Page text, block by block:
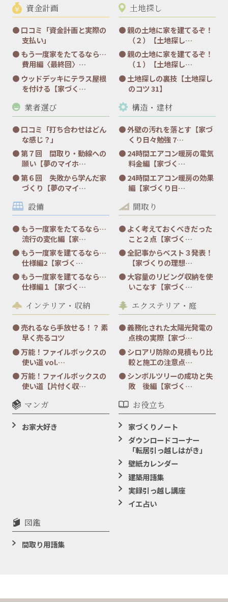
資金計画
口コミ「資金計画と実際の
支払い」
もう一度家をたてるなら…
費用編〈最終回〉…
ウッドデッキにテラス屋根
を付ける【家づく…
土地探し
親の土地に家を建てるぞ！
（２）【土地探し…
親の土地に家を建てるぞ！
（１）【土地探し…
土地探しの裏技【土地探し
のコツ 31】
業者選び
口コミ「打ち合わせはどん
な感じ？」
第７回 間取り・動線への
願い【夢のマイホ…
第６回 失敗から学んだ家
づくり【夢のマイ…
構造・建材
外壁の汚れを落とす【家づ
くり日々勉強 7…
24時間エアコン暖房の電気
料金編【家づく…
24時間エアコン暖房の効果
編【家づくり日…
設備
もう一度家をたてるなら…
流行の変化編【家…
もう一度家を建てるなら…
仕様編2【家づく…
もう一度家を建てるなら…
仕様編１【家づく…
間取り
よく考えておくべきだった
こと２点【家づく…
全記事からベスト３発表！
【家づくりの理想…
大容量のリビング収納を使
いこなす【家づく…
インテリア・収納
売れるなら手放せる！？ 素
早く売るコツ
万能！ファイルボックスの
使い道 vol.…
万能！ファイルボックスの
使い道【片付く収…
エクステリア・庭
義務化された太陽光発電の
点検の実際【家づ…
シロアリ防除の見積もり比
較と施工の注意点…
シンボルツリーの成功と失
敗 後編【家づく…
マンガ
お家大好き
お役立ち
家づくりノート
ダウンロードコーナー
「転居引っ越しはがき」
壁紙カレンダー
建築用語集
実録引っ越し講座
イエ占い
図鑑
間取り用語集